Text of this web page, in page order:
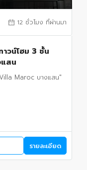
12 ชั่วโมง ที่ผ่านมา
วน์โฮม 3 ชั้น
สน
Maroc บางแสน"
รายละเอียด